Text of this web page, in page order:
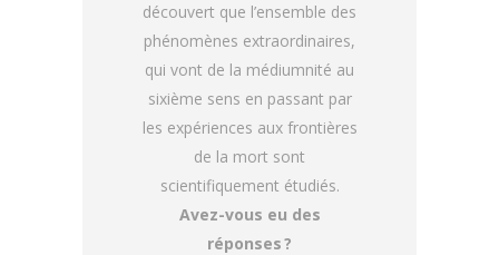
découvert que l’ensemble des
phénomènes extraordinaires,
qui vont de la médiumnité au
sixième sens en passant par
les expériences aux frontières
de la mort sont
scientifiquement étudiés.
Avez-vous eu des
réponses ?